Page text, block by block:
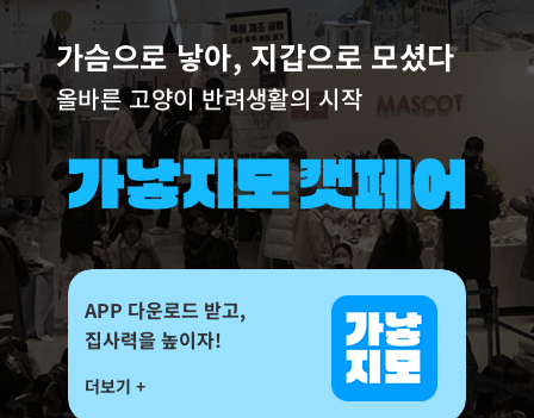
가슴으로 낳아, 지갑으로 모셨다
올바른 고양이 반려생활의 시작
APP 다운로드 받고,
집사력을 높이자!
더보기 +